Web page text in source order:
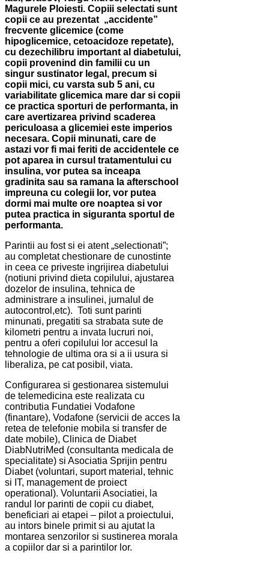
Magurele Ploiesti. Copiii selectati sunt
copii ce au prezentat „accidente”
frecvente glicemice (come
hipoglicemice, cetoacidoze repetate),
cu dezechilibru important al diabetului,
copii provenind din familii cu un
singur sustinator legal, precum si
copii mici, cu varsta sub 5 ani, cu
variabilitate glicemica mare dar si copii
ce practica sporturi de performanta, in
care avertizarea privind scaderea
periculoasa a glicemiei este imperios
necesara. Copii minunati, care de
astazi vor fi mai feriti de accidentele ce
pot aparea in cursul tratamentului cu
insulina, vor putea sa inceapa
gradinita sau sa ramana la afterschool
impreuna cu colegii lor, vor putea
dormi mai multe ore noaptea si vor
putea practica in siguranta sportul de
performanta.
Parintii au fost si ei atent „selectionati”;
au completat chestionare de cunostinte
in ceea ce priveste ingrijirea diabetului
(notiuni privind dieta copilului, ajustarea
dozelor de insulina, tehnica de
administrare a insulinei, jurnalul de
autocontrol,etc). Toti sunt parinti
minunati, pregatiti sa strabata sute de
kilometri pentru a invata lucruri noi,
pentru a oferi copilului lor accesul la
tehnologie de ultima ora si a ii usura si
liberaliza, pe cat posibil, viata.
Configurarea si gestionarea sistemului
de telemedicina este realizata cu
contributia Fundatiei Vodafone
(finantare), Vodafone (servicii de acces la
retea de telefonie mobila si transfer de
date mobile), Clinica de Diabet
DiabNutriMed (consultanta medicala de
specialitate) si Asociatia Sprijin pentru
Diabet (voluntari, suport material, tehnic
si IT, management de proiect
operational). Voluntarii Asociatiei, la
randul lor parinti de copii cu diabet,
beneficiari ai etapei – pilot a proiectului,
au intors binele primit si au ajutat la
montarea senzorilor si sustinerea morala
a copiilor dar si a parintilor lor.